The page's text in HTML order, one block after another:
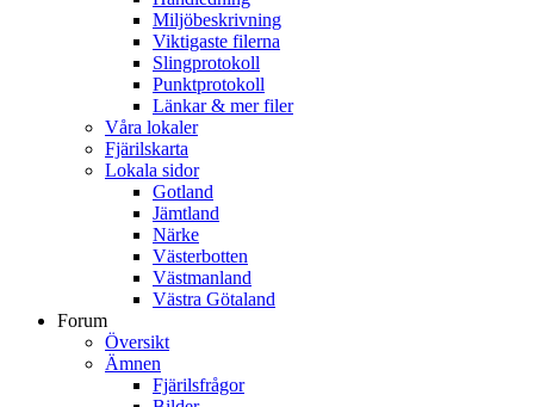
Miljöbeskrivning
Viktigaste filerna
Slingprotokoll
Punktprotokoll
Länkar & mer filer
Våra lokaler
Fjärilskarta
Lokala sidor
Gotland
Jämtland
Närke
Västerbotten
Västmanland
Västra Götaland
Forum
Översikt
Ämnen
Fjärilsfrågor